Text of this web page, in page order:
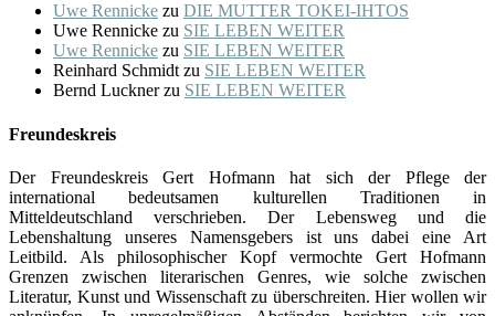
Uwe Rennicke zu DIE MUTTER TOKEI-IHTOS
Uwe Rennicke zu SIE LEBEN WEITER
Uwe Rennicke zu SIE LEBEN WEITER
Reinhard Schmidt zu SIE LEBEN WEITER
Bernd Lucknerzu SIE LEBEN WEITER
Freundeskreis
Der Freundeskreis Gert Hofmann hat sich der Pflege der
international bedeutsamen kulturellen Traditionen in
Mitteldeutschland verschrieben. Der Lebensweg und die
Lebenshaltung unseres Namensgebers ist uns dabei eine Art
Leitbild. Als philosophischer Kopf vermochte Gert Hofmann
Grenzen zwischen literarischen Genres, wie solche zwischen
Literatur, Kunst und Wissenschaft zu überschreiten. Hier wollen wir